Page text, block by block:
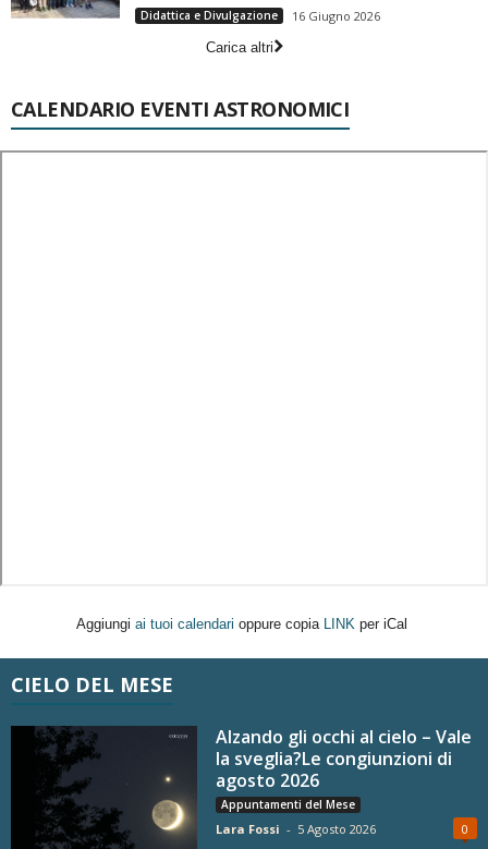
Didattica e Divulgazione
16 Giugno 2026
Carica altri
CALENDARIO EVENTI ASTRONOMICI
Aggiungi ai tuoi calendari oppure copia LINK per iCal
CIELO DEL MESE
Alzando gli occhi al cielo – Vale
la sveglia?Le congiunzioni di
agosto 2026
Appuntamenti del Mese
Lara Fossi - 5 Agosto 2026 0